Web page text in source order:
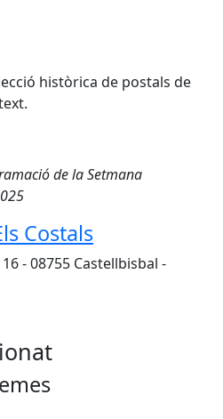
històrica de postals de
de la Setmana
Costals
- 08755 Castellbisbal -